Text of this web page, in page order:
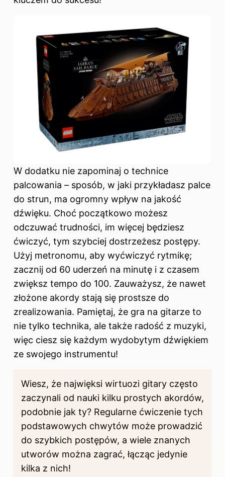
W dodatku nie zapominaj o technice
palcowania – sposób, w jaki przykładasz palce
do strun, ma ogromny wpływ na jakość
dźwięku. Choć początkowo możesz
odczuwać trudności, im więcej będziesz
ćwiczyć, tym szybciej dostrzeżesz postępy.
Użyj metronomu, aby wyćwiczyć rytmikę;
zacznij od 60 uderzeń na minutę i z czasem
zwiększ tempo do 100. Zauważysz, że nawet
złożone akordy stają się prostsze do
zrealizowania. Pamiętaj, że gra na gitarze to
nie tylko technika, ale także radość z muzyki,
więc ciesz się każdym wydobytym dźwiękiem
ze swojego instrumentu!
Wiesz, że najwięksi wirtuozi gitary często
zaczynali od nauki kilku prostych akordów,
podobnie jak ty? Regularne ćwiczenie tych
podstawowych chwytów może prowadzić
do szybkich postępów, a wiele znanych
utworów można zagrać, łącząc jedynie
kilka z nich!